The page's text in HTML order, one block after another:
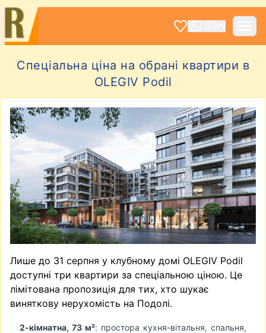
Спеціальна ціна на обрані квартири в
OLEGIV Podil
Лише до 31 серпня у клубному домі OLEGIV Podil
доступні три квартири за спеціальною ціною. Це
лімітована пропозиція для тих, хто шукає
виняткову нерухомість на Подолі.
2-кімнатна, 73 м²: простора кухня-вітальня, спальня,